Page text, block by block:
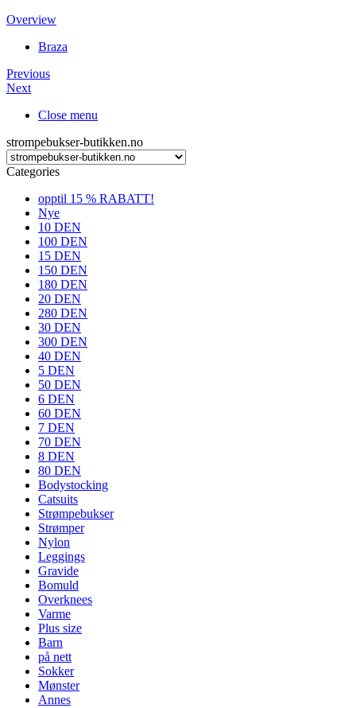
Overview
Braza
Previous
Next
Close menu
strompebukser-butikken.no
Categories
opptil 15 % RABATT!
Nye
10 DEN
100 DEN
15 DEN
150 DEN
180 DEN
20 DEN
280 DEN
30 DEN
300 DEN
40 DEN
5 DEN
50 DEN
6 DEN
60 DEN
7 DEN
70 DEN
8 DEN
80 DEN
Bodystocking
Catsuits
Strømpebukser
Strømper
Nylon
Leggings
Gravide
Bomuld
Overknees
Varme
Plus size
Barn
på nett
Sokker
Mønster
Annes